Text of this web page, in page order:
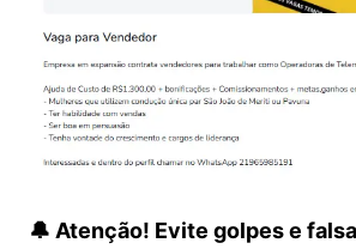
🔔 Atenção! Evite golpes e